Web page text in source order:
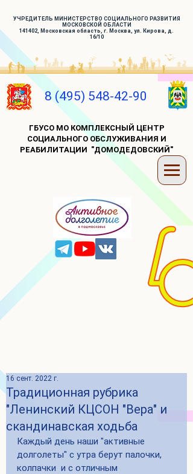
УЧРЕДИТЕЛЬ МИНИСТЕРСТВО СОЦИАЛЬНОГО РАЗВИТИЯ
МОСКОВСКОЙ ОБЛАСТИ
141402, Московская область, г. Москва, ул. Кирова, д.
16/10
8 (495) 548-42-90
ГБУСО МО КОМПЛЕКСНЫЙ ЦЕНТР
СОЦИАЛЬНОГО ОБСЛУЖИВАНИЯ И
РЕАБИЛИТАЦИИ "ДОМОДЕДОВСКИЙ"
Традиционная рубрика
"Ленинский КЦСОН "Вера" и
скандинавская ходьба
16 сент. 2022 г.
Каждый день наши "активные
долголеты" с утра берут палочки,
колпачки  и с отличным